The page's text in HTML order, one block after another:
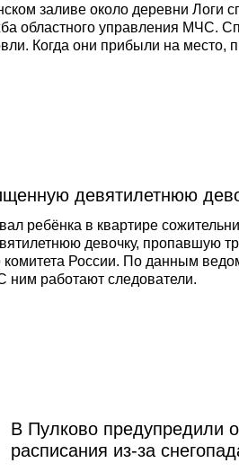
заливе около деревни Логи
областного управления МЧС.
Когда они прибыли на место,
девятилетнюю
ребёнка в квартире
девочку, пропавшую
России. По данным
работают следователи.
В Пулково предупредили
расписания из-за